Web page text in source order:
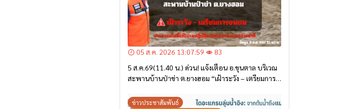
05 ส.ค. 2026 13:07:59
83
5 ส.ค.69(11.40 น.) ด่วน! แจ้งเตือน อ.ขุนตาล บริเวณ
สะพานบ้านป่าข่า ต.ยางฮอม “เฝ้าระวัง – เตรียมการ
ข่าวประชาสัมพันธ์